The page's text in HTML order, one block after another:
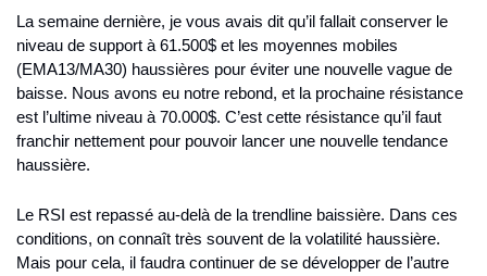
La semaine dernière, je vous avais dit qu’il fallait conserver le
niveau de support à 61.500$ et les moyennes mobiles
(EMA13/MA30) haussières pour éviter une nouvelle vague de
baisse. Nous avons eu notre rebond, et la prochaine résistance
est l’ultime niveau à 70.000$. C’est cette résistance qu’il faut
franchir nettement pour pouvoir lancer une nouvelle tendance
haussière.
Le RSI est repassé au-delà de la trendline baissière. Dans ces
conditions, on connaît très souvent de la volatilité haussière.
Mais pour cela, il faudra continuer de se développer de l’autre